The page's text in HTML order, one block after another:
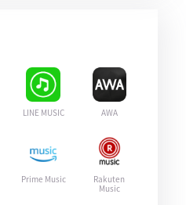
LINE MUSIC AWA
Prime Music
Rakuten
Music